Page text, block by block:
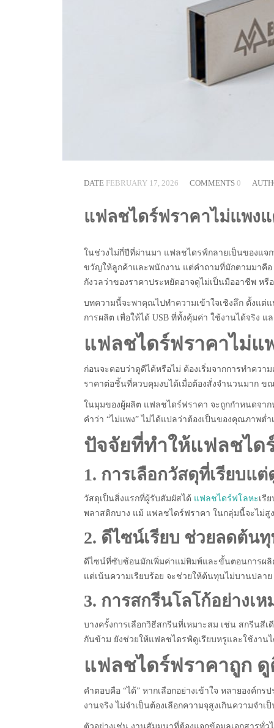
DATE FEBRUARY 17, 2026 COMMENTS 0
แฟลชไดร์ฟราคาไม่แพง
ในช่วงไม่กี่ปีที่ผ่านมา แฟลชไดรฟ์กลายเป็นของแจ
ขวัญให้ลูกค้าและพนักงาน แต่คำถามที่มักตามมาคือ
กังวลว่าของราคาประหยัดอาจดูไม่เป็นมืออาชีพ ห
บทความนี้จะพาคุณไปทำความเข้าใจเชิงลึก ตั้งแต่
การผลิต เพื่อให้ได้ USB ที่ทั้งคุ้มค่า ใช้งานได้จริง
แฟลชไดร์ฟราคาไม่แ
ก่อนจะตอบว่าดูดีได้หรือไม่ ต้องเริ่มจากการทำควา
ราคาต่อชิ้นที่ควบคุมงบได้เมื่อต้องสั่งจำนวนมาก
ในมุมของผู้ผลิต แฟลชไดร์ฟราคา จะถูกกำหนดจา
คำว่า “ไม่แพง” ไม่ได้แปลว่าต้องเป็นของคุณภาพต่
ปัจจัยที่ทำให้แฟลชได
1. การเลือกวัสดุที่เรียบแ
วัสดุเป็นสิ่งแรกที่ผู้รับสัมผัสได้ แฟลชไดร์ฟโลหะเรี
พลาสติกบาง แม้ แฟลชไดร์ฟราคา ในกลุ่มนี้จะไม่สู
2. ดีไซน์เรียบ ช่วยลดต้น
ดีไซน์ที่ซับซ้อนมักเพิ่มค่าแม่พิมพ์และขั้นตอนการผลิ
แต่เน้นความเรียบร้อย จะช่วยให้ต้นทุนไม่บานปลา
3. การสกรีนโลโก้อย่างเห
บางครั้งการเลือกวิธีสกรีนที่เหมาะสม เช่น สกรีนสี
กันข้าม ยังช่วยให้แฟลชไดรฟ์ดูเรียบหรูและใช้งาน
แฟลชไดร์ฟราคาถูก ดู
คำตอบคือ “ได้” หากเลือกอย่างเข้าใจ หลายองค์ก
งานจริง ไม่จำเป็นต้องเลือกความจุสูงเกินความจำเ